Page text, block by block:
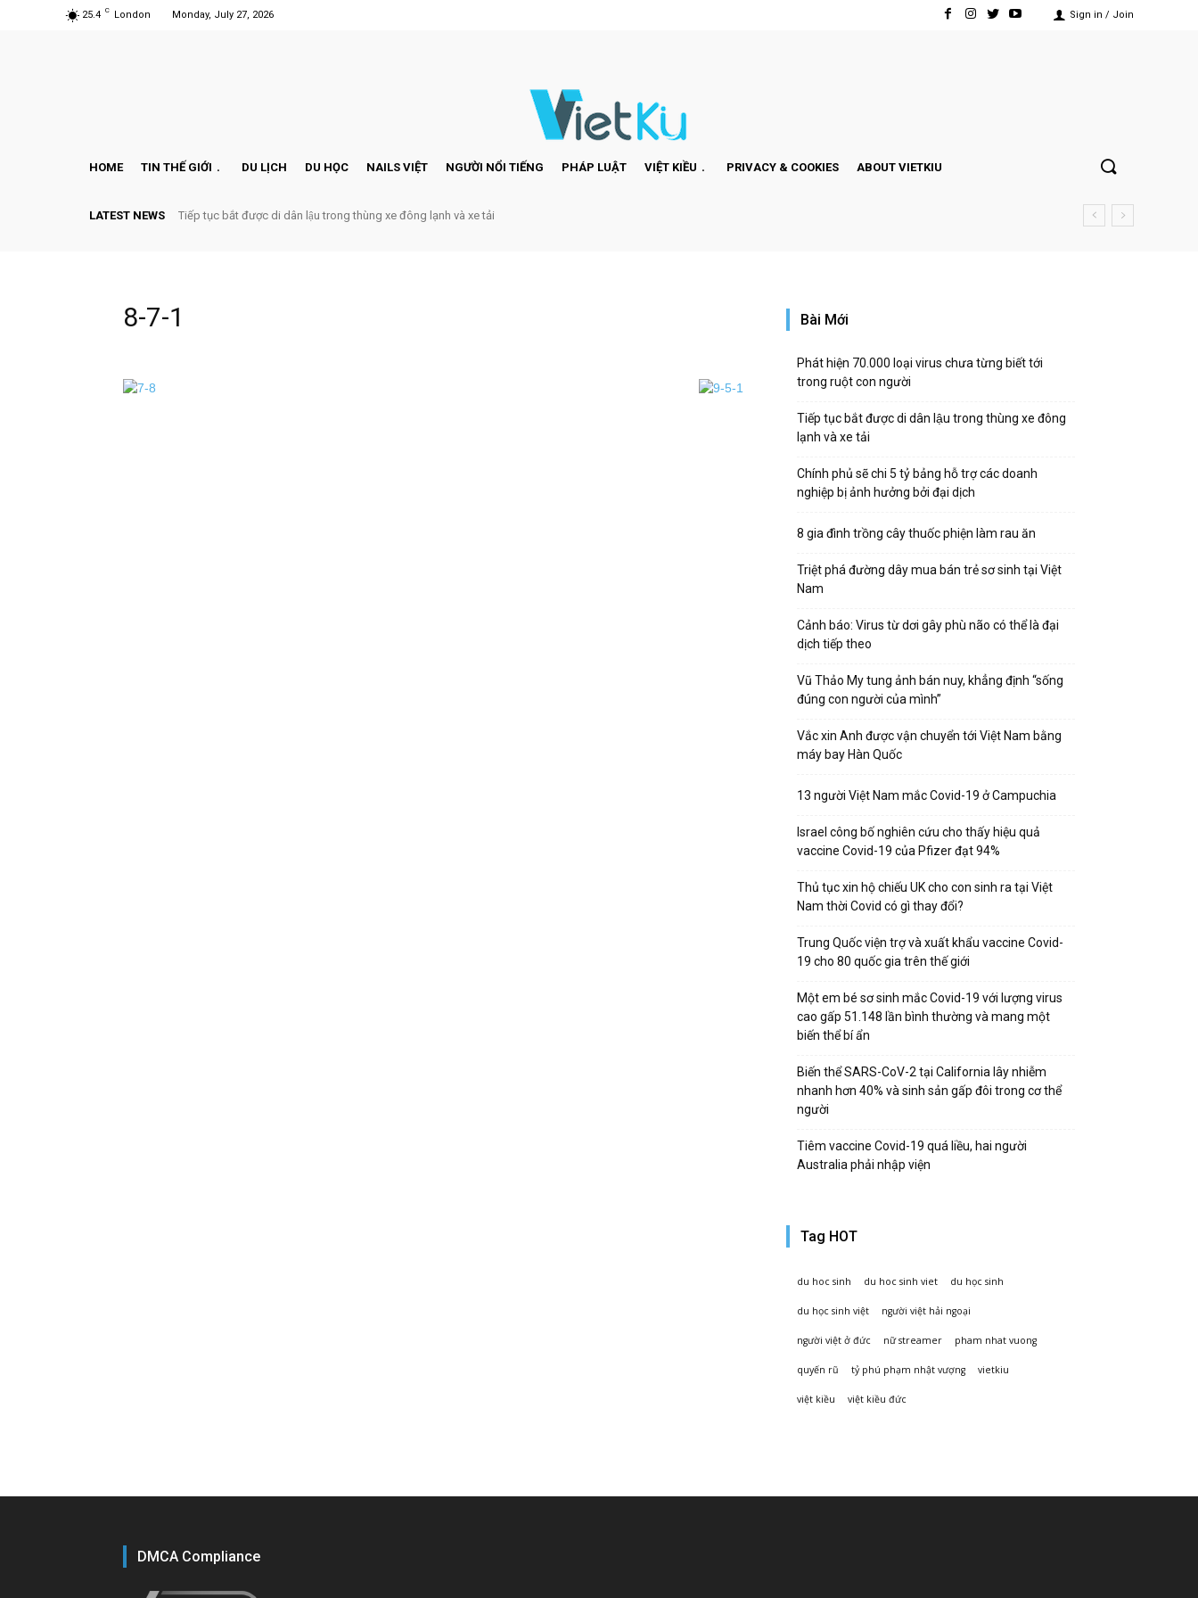
25.4 C London Monday, July 27, 2026 Sign in / Join
HOME TIN THẾ GIỚI DU LỊCH DU HỌC NAILS VIỆT NGƯỜI NỔI TIẾNG PHÁP LUẬT VIỆT KIỀU PRIVACY & COOKIES ABOUT VIETKIU
LATEST NEWS Tiếp tục bắt được di dân lậu trong thùng xe đông lạnh và xe tải
8-7-1 Bài Mới
Phát hiện 70.000 loại virus chưa từng biết tới
trong ruột con người
Tiếp tục bắt được di dân lậu trong thùng xe đông
lạnh và xe tải
Chính phủ sẽ chi 5 tỷ bảng hỗ trợ các doanh
nghiệp bị ảnh hưởng bởi đại dịch
8 gia đình trồng cây thuốc phiện làm rau ăn
Triệt phá đường dây mua bán trẻ sơ sinh tại Việt
Nam
Cảnh báo: Virus từ dơi gây phù não có thể là đại
dịch tiếp theo
Vũ Thảo My tung ảnh bán nuy, khẳng định “sống
đúng con người của mình”
Vắc xin Anh được vận chuyển tới Việt Nam bằng
máy bay Hàn Quốc
13 người Việt Nam mắc Covid-19 ở Campuchia
Israel công bố nghiên cứu cho thấy hiệu quả
vaccine Covid-19 của Pfizer đạt 94%
Thủ tục xin hộ chiếu UK cho con sinh ra tại Việt
Nam thời Covid có gì thay đổi?
Trung Quốc viện trợ và xuất khẩu vaccine Covid-
19 cho 80 quốc gia trên thế giới
Một em bé sơ sinh mắc Covid-19 với lượng virus
cao gấp 51.148 lần bình thường và mang một
biến thể bí ẩn
Biến thể SARS-CoV-2 tại California lây nhiễm
nhanh hơn 40% và sinh sản gấp đôi trong cơ thể
người
Tiêm vaccine Covid-19 quá liều, hai người
Australia phải nhập viện
Tag HOT
du hoc sinh du hoc sinh viet du học sinh
du học sinh việt người việt hải ngoại
người việt ở đức nữ streamer pham nhat vuong
quyến rũ tỷ phú phạm nhật vượng vietkiu
việt kiều việt kiều đức
DMCA Compliance